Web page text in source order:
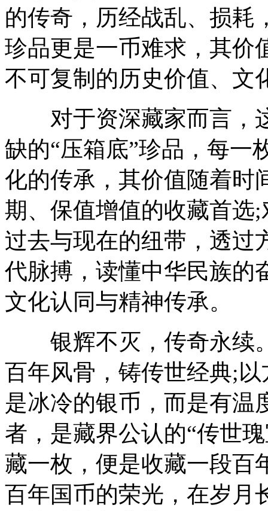
的传奇，历经战乱、损耗
珍品更是一币难求，其价
不可复制的历史价值、文
对于资深藏家而言，
缺的“压箱底”珍品，每一
化的传承，其价值随着时
期、保值增值的收藏首选
过去与现在的纽带，透过
代脉搏，读懂中华民族的
文化认同与精神传承。
银辉不灭，传奇永续
百年风骨，铸传世经典;
是冰冷的银币，而是有温
者，是藏界公认的“传世
藏一枚，便是收藏一段百
百年国币的荣光，在岁月